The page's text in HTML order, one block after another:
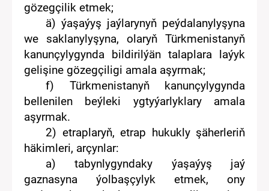
gözegçilik etmek;
ä) ýaşaýyş jaý larynyň peýdalanylyşyna
we saklanylyşyna, o laryň Türkmenistanyň
kanunçylygynda bildirilýän talaplara laýyk
gelişine gözegçiligi amala aşyrmak;
f) Türkmenistanyň kanunçylygynda
bellenilen beýleki ygtyýarlyklary amala
aşyrmak.
2) etraplaryň, etrap hukukly şäherleriň
häkimleri, arçynlar:
a) tabynlygyndaky ýaşaýyş jaý
gaznasyna ýolbaşçylyk etmek, ony